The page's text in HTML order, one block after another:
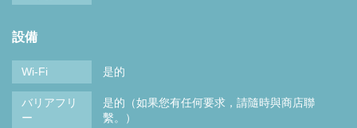
設備
Wi-Fi 是的
バリアフリ
ー
是的（如果您有任何要求，請隨時與商店聯
繫。）